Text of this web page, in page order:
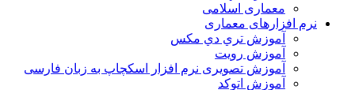
معماری اسلامی
نرم افزارهای معماری
آﻣﻮزش ﺗﺮي دي ﻣﮑﺲ
آموزش رویت
آموزش تصویری نرم افزار اسکچاپ به زبان فارسی
آموزش اتوکد